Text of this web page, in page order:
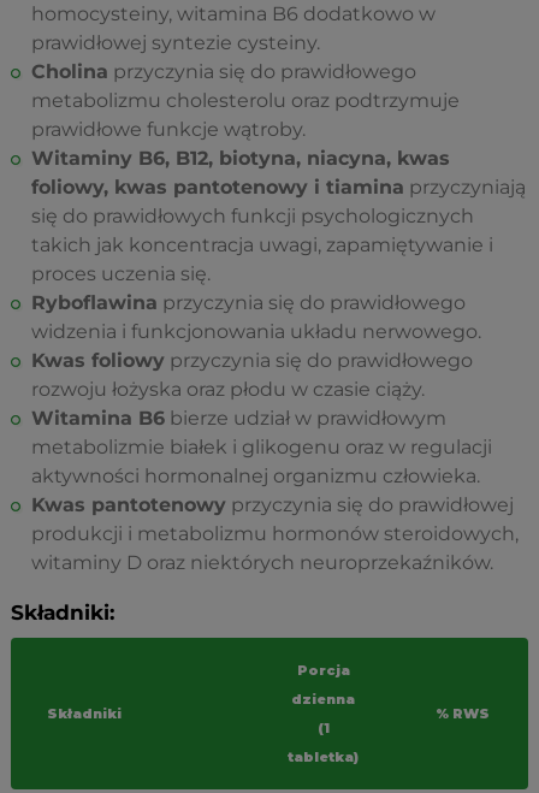
homocysteiny, witamina B6 dodatkowo w
prawidłowej syntezie cysteiny.
Cholina przyczynia się do prawidłowego
metabolizmu cholesterolu oraz podtrzymuje
prawidłowe funkcje wątroby.
Witaminy B6, B12, biotyna, niacyna, kwas
foliowy, kwas pantotenowy i tiamina przyczyniają
się do prawidłowych funkcji psychologicznych
takich jak koncentracja uwagi, zapamiętywanie i
proces uczenia się.
Ryboflawina przyczynia się do prawidłowego
widzenia i funkcjonowania układu nerwowego.
Kwas foliowy przyczynia się do prawidłowego
rozwoju łożyska oraz płodu w czasie ciąży.
Witamina B6 bierze udział w prawidłowym
metabolizmie białek i glikogenu oraz w regulacji
aktywności hormonalnej organizmu człowieka.
Kwas pantotenowy przyczynia się do prawidłowej
produkcji i metabolizmu hormonów steroidowych,
witaminy D oraz niektórych neuroprzekaźników.
Składniki:
Składniki
Porcja
dzienna
(1
tabletka)
% RWS